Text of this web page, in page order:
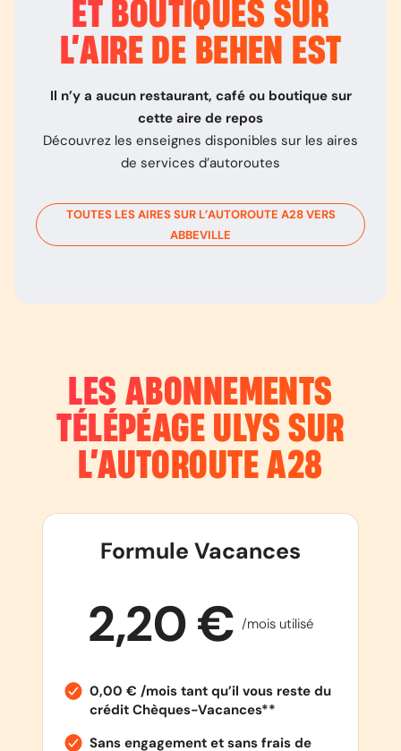
ET BOUTIQUES SUR
L’AIRE DE BEHEN EST
Il n’y a aucun restaurant, café ou boutique sur
cette aire de repos
Découvrez les enseignes disponibles sur les aires
de services d’autoroutes
TOUTES LES AIRES SUR L’AUTOROUTE A28VERS
ABBEVILLE
LES ABONNEMENTS
TÉLÉPÉAGE ULYS SUR
L’AUTOROUTEA28
Formule Vacances
2,20 € /mois utilisé
0,00 € /mois tant qu’il vous reste du
crédit Chèques-Vacances**
Sans engagement et sans frais de